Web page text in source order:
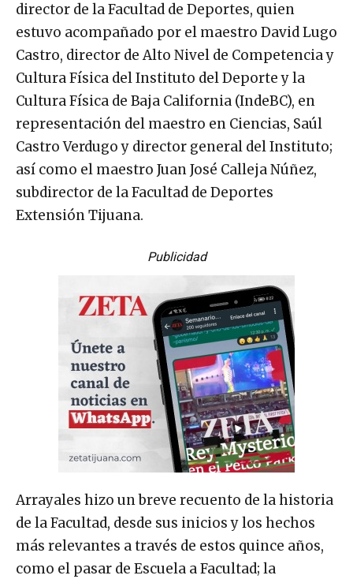
director de la Facultad de Deportes, quien
estuvo acompañado por el maestro David Lugo
Castro, director de Alto Nivel de Competencia y
Cultura Física del Instituto del Deporte y la
Cultura Física de Baja California (IndeBC), en
representación del maestro en Ciencias, Saúl
Castro Verdugo y director general del Instituto;
así como el maestro Juan José Calleja Núñez,
subdirector de la Facultad de Deportes
Extensión Tijuana.
Publicidad
Arrayales hizo un breve recuento de la historia
de la Facultad, desde sus inicios y los hechos
más relevantes a través de estos quince años,
como el pasar de Escuela a Facultad; la